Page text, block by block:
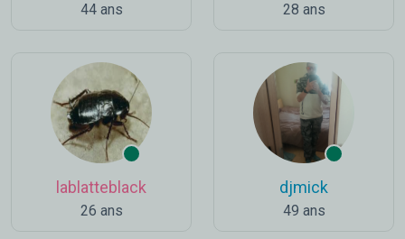
44 ans 28 ans
lablatteblack
26 ans
djmick
49 ans